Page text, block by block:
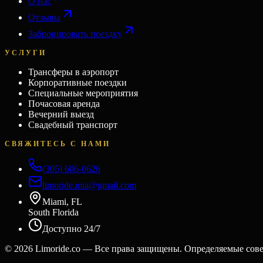
Отзывы
Забронировать поездку
УСЛУГИ
Трансферы в аэропорт
Корпоративные поездки
Специальные мероприятия
Почасовая аренда
Вечерний выезд
Свадебный транспорт
СВЯЖИТЕСЬ С НАМИ
(305) 606-0626
limoride.mia@gmail.com
Miami, FL
South Florida
Доступно 24/7
© 2026 Limoride.co — Все права защищены. Определяемые